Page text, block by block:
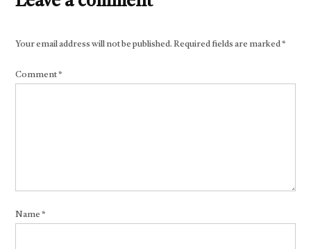
Your email address will not be published. Required fields are marked*
Comment*
Name*